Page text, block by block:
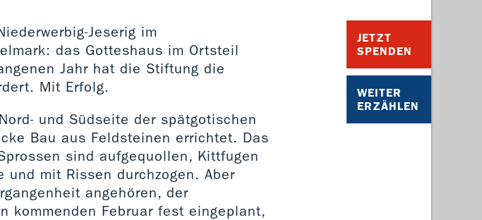
JETZT
SPENDEN
WEITER
ERZÄHLEN
Jeserig im
das Gotteshaus im Ortsteil
Jahr hat die Stiftung die
Mit Erfolg.
und Südseite der spätgotischen
Bau aus Feldsteinen errichtet. Das
sind aufgequollen, Kittfugen
mit Rissen durchzogen. Aber
angehören, der
kommenden Februar fest eingeplant,